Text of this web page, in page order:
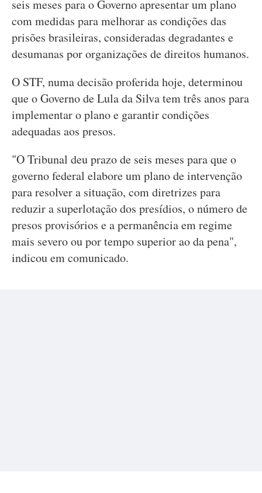
seis meses para o Governo apresentar um plano
com medidas para melhorar as condições das
prisões brasileiras, consideradas degradantes e
desumanas por organizações de direitos humanos.
O STF, numa decisão proferida hoje, determinou
que o Governo de Lula da Silva tem três anos para
implementar o plano e garantir condições
adequadas aos presos.
"O Tribunal deu prazo de seis meses para que o
governo federal elabore um plano de intervenção
para resolver a situação, com diretrizes para
reduzir a superlotação dos presídios, o número de
presos provisórios e a permanência em regime
mais severo ou por tempo superior ao da pena",
indicou em comunicado.